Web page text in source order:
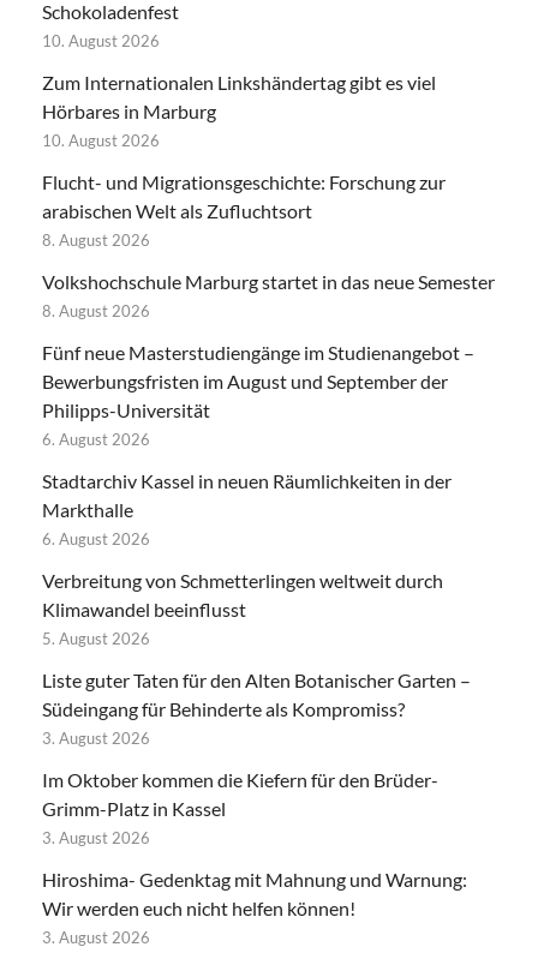
Schokoladenfest
10. August 2026
Zum Internationalen Linkshändertag gibt es viel
Hörbares in Marburg
10. August 2026
Flucht- und Migrationsgeschichte: Forschung zur
arabischen Welt als Zufluchtsort
8. August 2026
Volkshochschule Marburg startet in das neue Semester
8. August 2026
Fünf neue Masterstudiengänge im Studienangebot –
Bewerbungsfristen im August und September der
Philipps-Universität
6. August 2026
Stadtarchiv Kassel in neuen Räumlichkeiten in der
Markthalle
6. August 2026
Verbreitung von Schmetterlingen weltweit durch
Klimawandel beeinflusst
5. August 2026
Liste guter Taten für den Alten Botanischer Garten –
Südeingang für Behinderte als Kompromiss?
3. August 2026
Im Oktober kommen die Kiefern für den Brüder-
Grimm-Platz in Kassel
3. August 2026
Hiroshima- Gedenktag mit Mahnung und Warnung:
Wir werden euch nicht helfen können!
3. August 2026